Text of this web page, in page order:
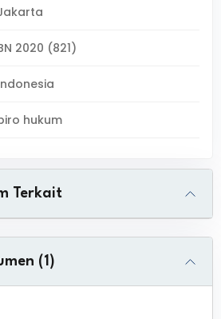
2020 (821)
hukum
Terkait
(1)